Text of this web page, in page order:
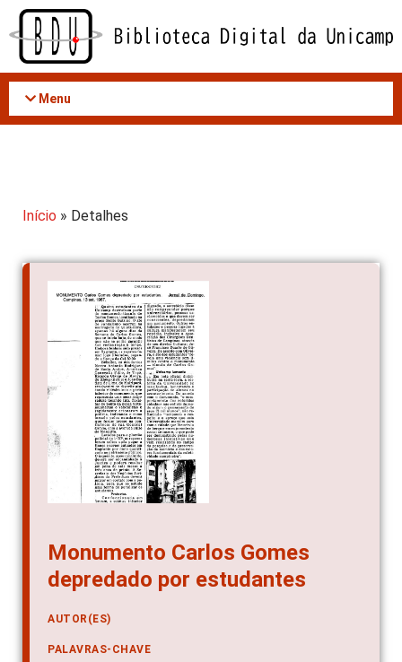
Acessar
conteúdo
Menu
Início » Detalhes
Monumento Carlos Gomes
depredado por estudantes
AUTOR(ES)
PALAVRAS-CHAVE